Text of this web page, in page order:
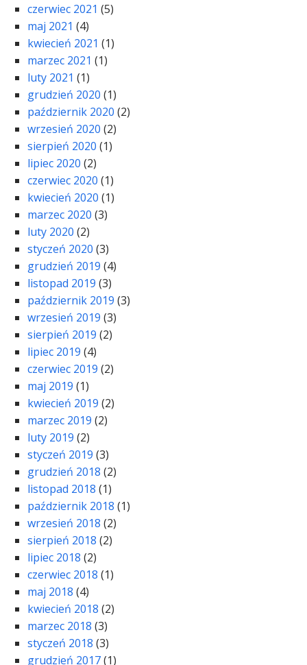
czerwiec 2021 (5)
maj 2021 (4)
kwiecień 2021 (1)
marzec 2021 (1)
luty 2021 (1)
grudzień 2020 (1)
październik 2020 (2)
wrzesień 2020 (2)
sierpień 2020 (1)
lipiec 2020 (2)
czerwiec 2020 (1)
kwiecień 2020 (1)
marzec 2020 (3)
luty 2020 (2)
styczeń 2020 (3)
grudzień 2019 (4)
listopad 2019 (3)
październik 2019 (3)
wrzesień 2019 (3)
sierpień 2019 (2)
lipiec 2019 (4)
czerwiec 2019 (2)
maj 2019 (1)
kwiecień 2019 (2)
marzec 2019 (2)
luty 2019 (2)
styczeń 2019 (3)
grudzień 2018 (2)
listopad 2018 (1)
październik 2018 (1)
wrzesień 2018 (2)
sierpień 2018 (2)
lipiec 2018 (2)
czerwiec 2018 (1)
maj 2018 (4)
kwiecień 2018 (2)
marzec 2018 (3)
styczeń 2018 (3)
grudzień 2017(1)